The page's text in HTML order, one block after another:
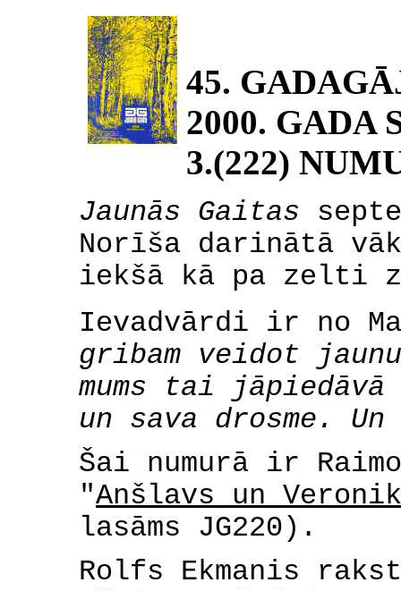
45.
2000. GADA
3.(222)
Jaunās Gaitas
Norīša darinātā
iekšā kā pa zelti
Ievadvārdi ir no
gribam veidot
mums tai
un sava drosme.
Šai numurā ir
"Anšlavs un
lasāms JG220).
Rolfs Ekmanis